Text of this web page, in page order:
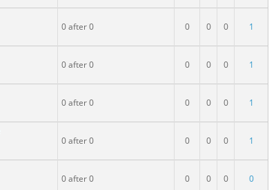
0 after 0 0 0 0 1
0 after 0 0 0 0 1
0 after 0 0 0 0 1
0 after 0 0 0 0 1
0 after 0 0 0 0 0